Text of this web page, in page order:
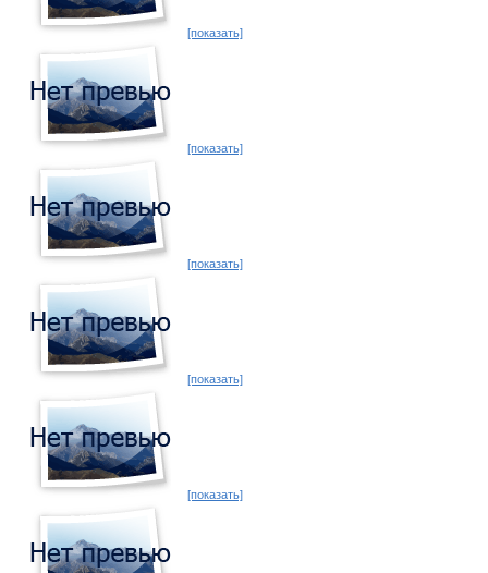
[показать]
[показать]
[показать]
[показать]
[показать]